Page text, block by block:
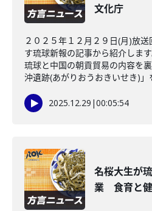
文化庁
２０２５年１２月２９日(月)放
す琉球新報の記事から紹介しま
琉球と中国の朝貢貿易の内容を
沖遺跡(あがりおうおきいせき)」
2025.12.29 |00:05:54
名桜大生が
業 食育と